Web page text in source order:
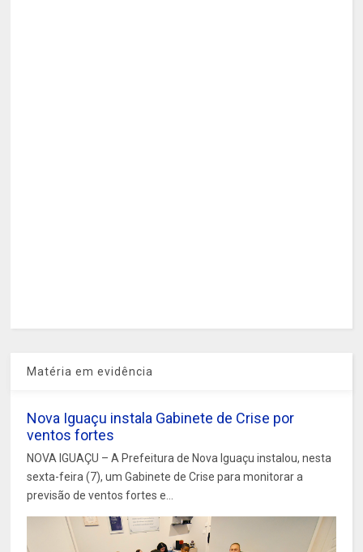
Matéria em evidência
Nova Iguaçu instala Gabinete de Crise por
ventos fortes
NOVA IGUAÇU – A Prefeitura de Nova Iguaçu instalou, nesta
sexta-feira (7), um Gabinete de Crise para monitorar a
previsão de ventos fortes e...